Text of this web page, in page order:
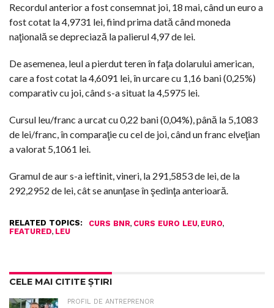
Recordul anterior a fost consemnat joi, 18 mai, când un euro a
fost cotat la 4,9731 lei, fiind prima dată când moneda
naţională se depreciază la palierul 4,97 de lei.
De asemenea, leul a pierdut teren în faţa dolarului american,
care a fost cotat la 4,6091 lei, în urcare cu 1,16 bani (0,25%)
comparativ cu joi, când s-a situat la 4,5975 lei.
Cursul leu/franc a urcat cu 0,22 bani (0,04%), până la 5,1083
de lei/franc, în comparaţie cu cel de joi, când un franc elveţian
a valorat 5,1061 lei.
Gramul de aur s-a ieftinit, vineri, la 291,5853 de lei, de la
292,2952 de lei, cât se anunţase în şedinţa anterioară.
RELATED TOPICS: CURS BNR, CURS EURO LEU, EURO,
FEATURED, LEU
CELE MAI CITITE ȘTIRI
PROFIL DE ANTREPRENOR